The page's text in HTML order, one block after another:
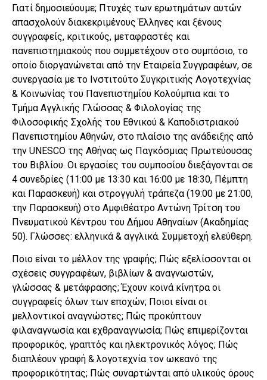
Γιατί δημοσιεύουμε; Πτυχές των ερωτημάτων αυτών
απασχολούν διακεκριμένους Έλληνες και ξένους
συγγραφείς, κριτικούς, μεταφραστές και
πανεπιστημιακούς που συμμετέχουν στο συμπόσιο, το
οποίο διοργανώνεται από την Εταιρεία Συγγραφέων, σε
συνεργασία με το Ινστιτούτο Συγκριτικής Λογοτεχνίας
& Κοινωνίας του Πανεπιστημίου Κολούμπια και το
Τμήμα Αγγλικής Γλώσσας & Φιλολογίας της
Φιλοσοφικής Σχολής του Εθνικού & Καποδιστριακού
Πανεπιστημίου Αθηνών, στο πλαίσιο της ανάδειξης από
την UNESCO της Αθήνας ως Παγκόσμιας Πρωτεύουσας
του Βιβλίου. Οι εργασίες του συμποσίου διεξάγονται σε
4 συνεδρίες (11:00 με 13:30 και 16:00 με 18:30, Πέμπτη
και Παρασκευή) και στρογγυλή τράπεζα (19:00 με 21:00,
την Παρασκευή) στο Αμφιθέατρο Αντώνη Τρίτση του
Πνευματικού Κέντρου του Δήμου Αθηναίων (Ακαδημίας
50). Γλώσσες: ελληνικά & αγγλικά. Συμμετοχή ελεύθερη.
Ποιο είναι το μέλλον της γραφής; Πώς εξελίσσονται οι
σχέσεις συγγραφέων, βιβλίων & αναγνωστών,
γλώσσας & μετάφρασης; Έχουν κοινά κίνητρα οι
συγγραφείς όλων των εποχών; Ποιοι είναι οι
μελλοντικοί αναγνώστες; Πώς προκύπτουν
φιλαναγνωσία και εχθραναγνωσία; Πώς επιμερίζονται
προφορικός, γραπτός και ηλεκτρονικός λόγος; Πώς
διαπλέουν γραφή & λογοτεχνία τον ωκεανό της
προφορικότητας; Πώς συναρτώνται από υλικούς όρους